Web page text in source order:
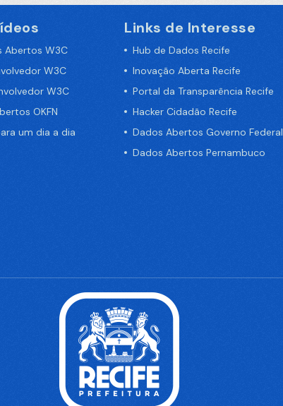
Abertos W3C
W3C
W3C
OKFN
um dia a dia
Links de Interesse
Hub de Dados Recife
Inovação Aberta Recife
Portal da Transparência Recife
Hacker Cidadão Recife
Dados Abertos Governo Federal
Dados Abertos Pernambuco